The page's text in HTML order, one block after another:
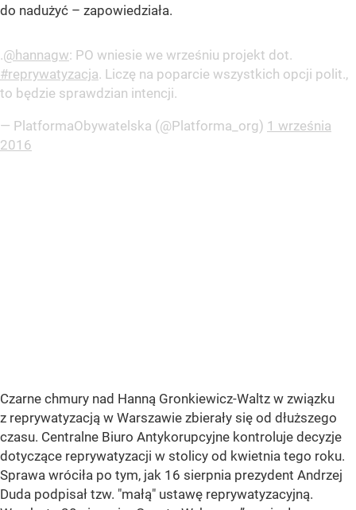
do nadużyć – zapowiedziała.
.@hannagw: PO wniesie we wrześniu projekt dot.
#reprywatyzacja. Liczę na poparcie wszystkich opcji polit.,
to będzie sprawdzian intencji.
— PlatformaObywatelska (@Platforma_org) 1 września
2016
Czarne chmury nad Hanną Gronkiewicz-Waltz w związku
z reprywatyzacją w Warszawie zbierały się od dłuższego
czasu. Centralne Biuro Antykorupcyjne kontroluje decyzje
dotyczące reprywatyzacji w stolicy od kwietnia tego roku.
Sprawa wróciła po tym, jak 16 sierpnia prezydent Andrzej
Duda podpisał tzw. "małą" ustawę reprywatyzacyjną.